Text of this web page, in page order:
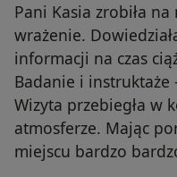
Pani Kasia zrobiła
wrażenie.
informacji na czas
Badanie i
Wizyta przebiegła w
atmosferze. Mając
miejscu bardzo